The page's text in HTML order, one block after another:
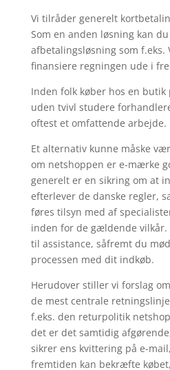
Vi tilråder generelt
Som en anden løsning kan
afbetalingsløsning som f.eks.
finansiere regningen ude i
Inden folk køber hos en butik
uden tvivl studere
oftest et omfattende arbejde.
Et alternativ kunne måske
om netshoppen er e-mærke
generelt er en sikring om at
efterlever de danske regler,
føres tilsyn med af
inden for de gældende vilkår.
til assistance, såfremt du
processen med dit indkøb.
Herudover stiller vi forslag
de mest centrale
f.eks. den returpolitik
det er det samtidig
sikrer ens kvittering på e-
fremtiden kan bekræfte